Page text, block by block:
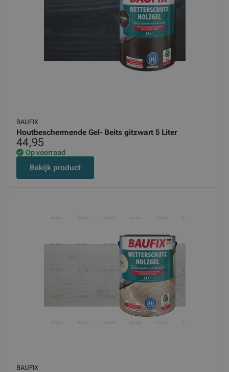
BAUFIX
Houtbeschermende Gel- Beits gitzwart 5 Liter
44,95
Op voorraad
Bekijk product
BAUFIX